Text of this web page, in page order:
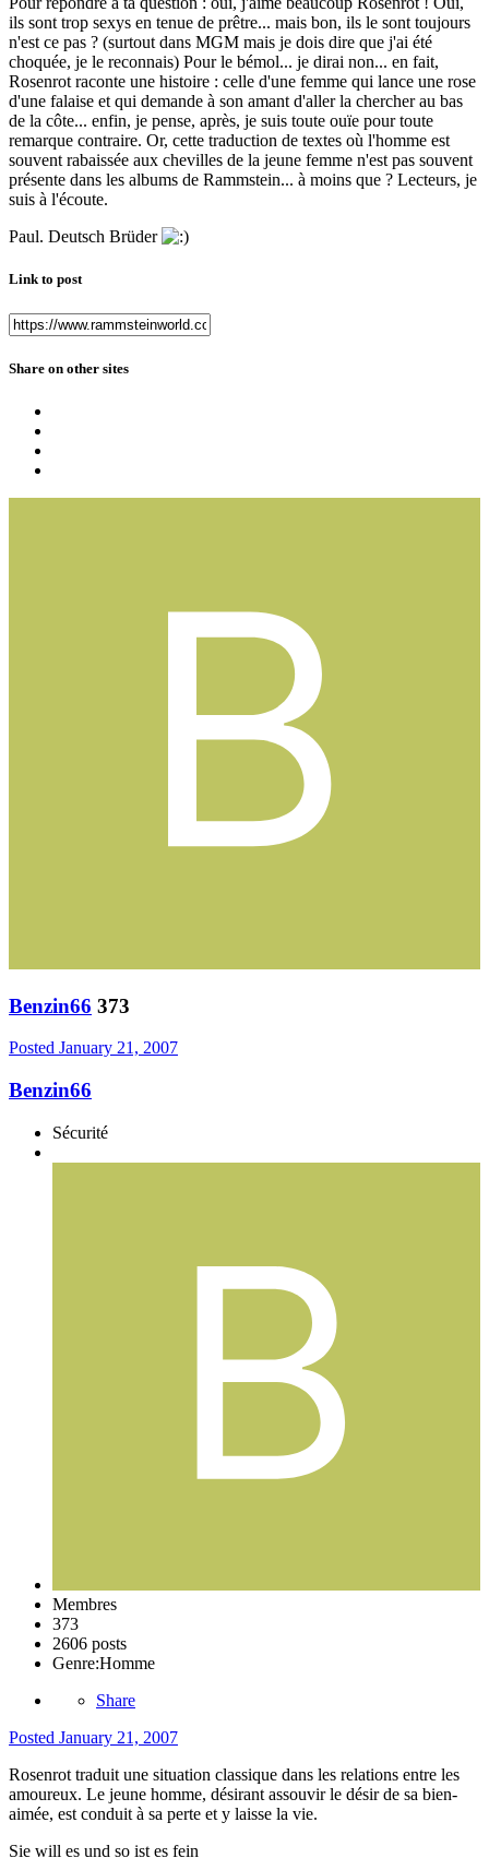
ils sont trop sexys en tenue de prêtre... mais bon, ils le sont toujours
n'est ce pas ? (surtout dans MGM mais je dois dire que j'ai été
choquée, je le reconnais) Pour le bémol... je dirai non... en fait,
Rosenrot raconte une histoire : celle d'une femme qui lance une rose
d'une falaise et qui demande à son amant d'aller la chercher au bas
de la côte... enfin, je pense, après, je suis toute ouïe pour toute
remarque contraire. Or, cette traduction de textes où l'homme est
souvent rabaissée aux chevilles de la jeune femme n'est pas souvent
présente dans les albums de Rammstein... à moins que ? Lecteurs, je
suis à l'écoute.
Paul. Deutsch Brüder
Link to post
Share on other sites
Benzin66 373
Posted January 21, 2007
Benzin66
Sécurité
Membres
373
2606 posts
Genre:Homme
Share
Posted January 21, 2007
Rosenrot traduit une situation classique dans les relations entre les
amoureux. Le jeune homme, désirant assouvir le désir de sa bien-
aimée, est conduit à sa perte et y laisse la vie.
Sie will es und so ist es fein